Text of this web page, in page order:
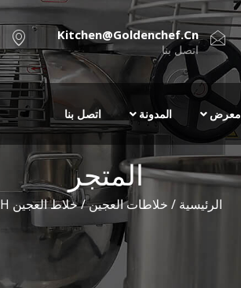
Kitchen@goldenchef.cn
اتصل بنا
معرض المدونة اتصل بنا
المتجر
الرئيسية / خلاطات العجين/ خلاط العجين DH